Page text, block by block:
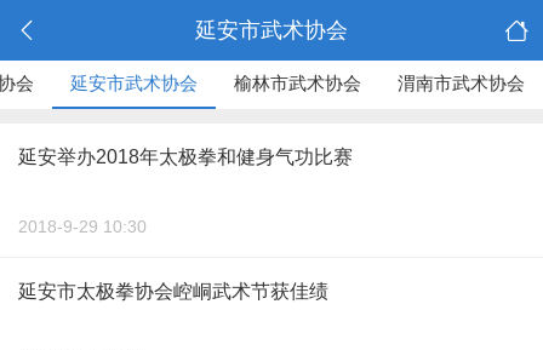
延安市武术协会
会 延安市武术协会 榆林市武术协会 渭南市武术协会
延安举办2018年太极拳和健身气功比赛
2018-9-29 10:30
延安市太极拳协会崆峒武术节获佳绩